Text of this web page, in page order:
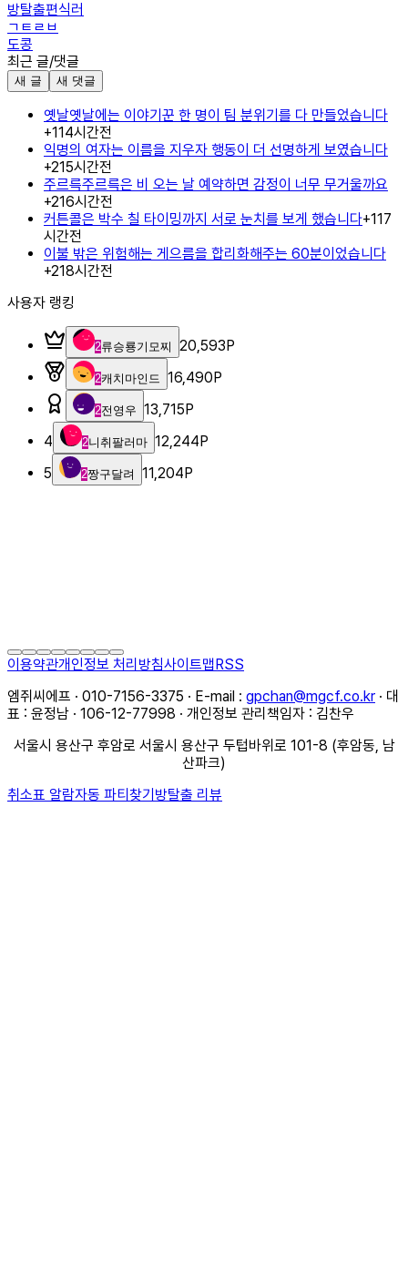
방탈출편식러
ㄱㅌㄹㅂ
도콩
최근 글/댓글
새 글 새 댓글
옛날옛날에는 이야기꾼 한 명이 팀 분위기를 다 만들었습니다
+114시간전
익명의 여자는 이름을 지우자 행동이 더 선명하게 보였습니다
+215시간전
주르륵주르륵은 비 오는 날 예약하면 감정이 너무 무거울까요
+216시간전
커튼콜은 박수 칠 타이밍까지 서로 눈치를 보게 했습니다+117
시간전
이불 밖은 위험해는 게으름을 합리화해주는 60분이었습니다
+218시간전
사용자 랭킹
2류승룡기모찌 20,593P
2캐치마인드 16,490P
2전영우 13,715P
4
2니취팔러마 12,244P
5
2짱구달려 11,204P
이용약관개인정보 처리방침사이트맵RSS
엠쥐씨에프 · 010-7156-3375 · E-mail : gpchan@mgcf.co.kr · 대
표 : 윤정남 · 106-12-77998 · 개인정보 관리책임자 : 김찬우
서울시 용산구 후암로 서울시 용산구 두텁바위로 101-8 (후암동, 남
산파크)
취소표 알람자동 파티찾기방탈출 리뷰